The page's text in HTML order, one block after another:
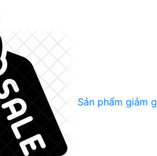
Sản phẩm giảm